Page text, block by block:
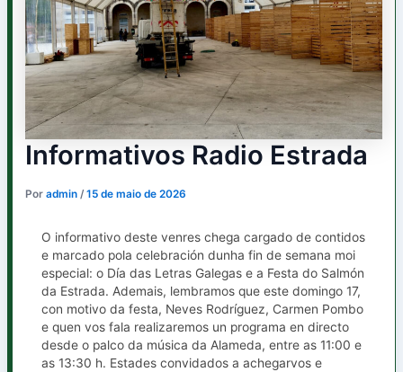
Informativos Radio Estrada
Poradmin/15 de maio de 2026
O informativo deste venres chega cargado de contidos
e marcado pola celebración dunha fin de semana moi
especial: o Día das Letras Galegas e a Festa do Salmón
da Estrada. Ademais, lembramos que este domingo 17,
con motivo da festa, Neves Rodríguez, Carmen Pombo
e quen vos fala realizaremos un programa en directo
desde o palco da música da Alameda, entre as 11:00 e
as 13:30 h. Estades convidados a achegarvos e